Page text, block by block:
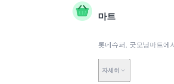
마트
롯데슈퍼, 굿모닝마트에
자세히